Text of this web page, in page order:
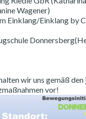
Wagener)
Einklang/Einklang by
wir uns gemäß
vor!